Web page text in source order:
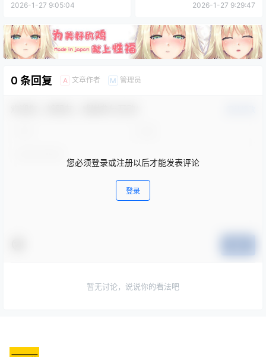
2026-1-27 9:05:04 2026-1-27 9:29:47
0 条回复 A 文章作者 M 管理员
您必须登录或注册以后才能发表评论
登录
暂无讨论，说说你的看法吧